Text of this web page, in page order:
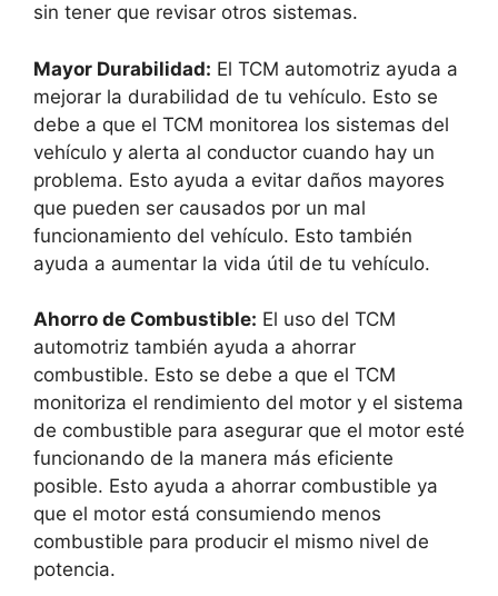
sin tener que revisar otros sistemas.
Mayor Durabilidad: El TCM automotriz ayuda a
mejorar la durabilidad de tu vehículo. Esto se
debe a que el TCM monitorea los sistemas del
vehículo y alerta al conductor cuando hay un
problema. Esto ayuda a evitar daños mayores
que pueden ser causados por un mal
funcionamiento del vehículo. Esto también
ayuda a aumentar la vida útil de tu vehículo.
Ahorro de Combustible: El uso del TCM
automotriz también ayuda a ahorrar
combustible. Esto se debe a que el TCM
monitoriza el rendimiento del motor y el sistema
de combustible para asegurar que el motor esté
funcionando de la manera más eficiente
posible. Esto ayuda a ahorrar combustible ya
que el motor está consumiendo menos
combustible para producir el mismo nivel de
potencia.